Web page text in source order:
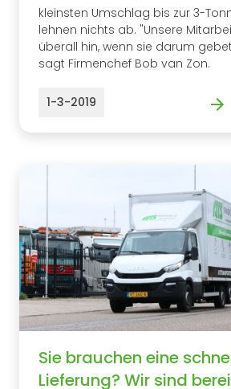
kleinsten Umschlag bis zur 3-
lehnen nichts ab. "Unsere
überall hin, wenn sie darum
sagt Firmenchef Bob van Zon.
1-3-2019
Sie brauchen eine
Lieferung? Wir sind